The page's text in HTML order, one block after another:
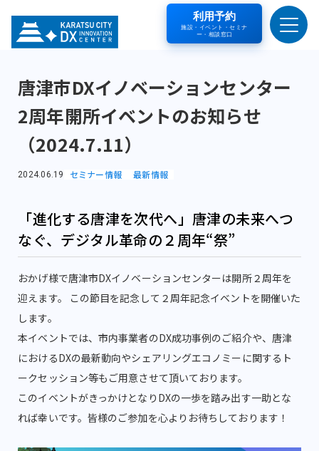
利用予約
施設・イベント・セミナ
ー・相談窓口
唐津市DXイノベーションセンター
2周年開所イベントのお知らせ
（2024.7.11）
2024.06.19 セミナー情報 最新情報
「進化する唐津を次代へ」唐津の未来へつ
なぐ、デジタル革命の２周年“祭”
おかげ様で唐津市DXイノベーションセンターは開所２周年を
迎えます。 この節目を記念して２周年記念イベントを開催いた
します。
本イベントでは、市内事業者のDX成功事例のご紹介や、唐津
におけるDXの最新動向やシェアリングエコノミーに関するト
ークセッション等もご用意させて頂いております。
このイベントがきっかけとなりDXの一歩を踏み出す一助とな
れば幸いです。皆様のご参加を心よりお待ちしております！